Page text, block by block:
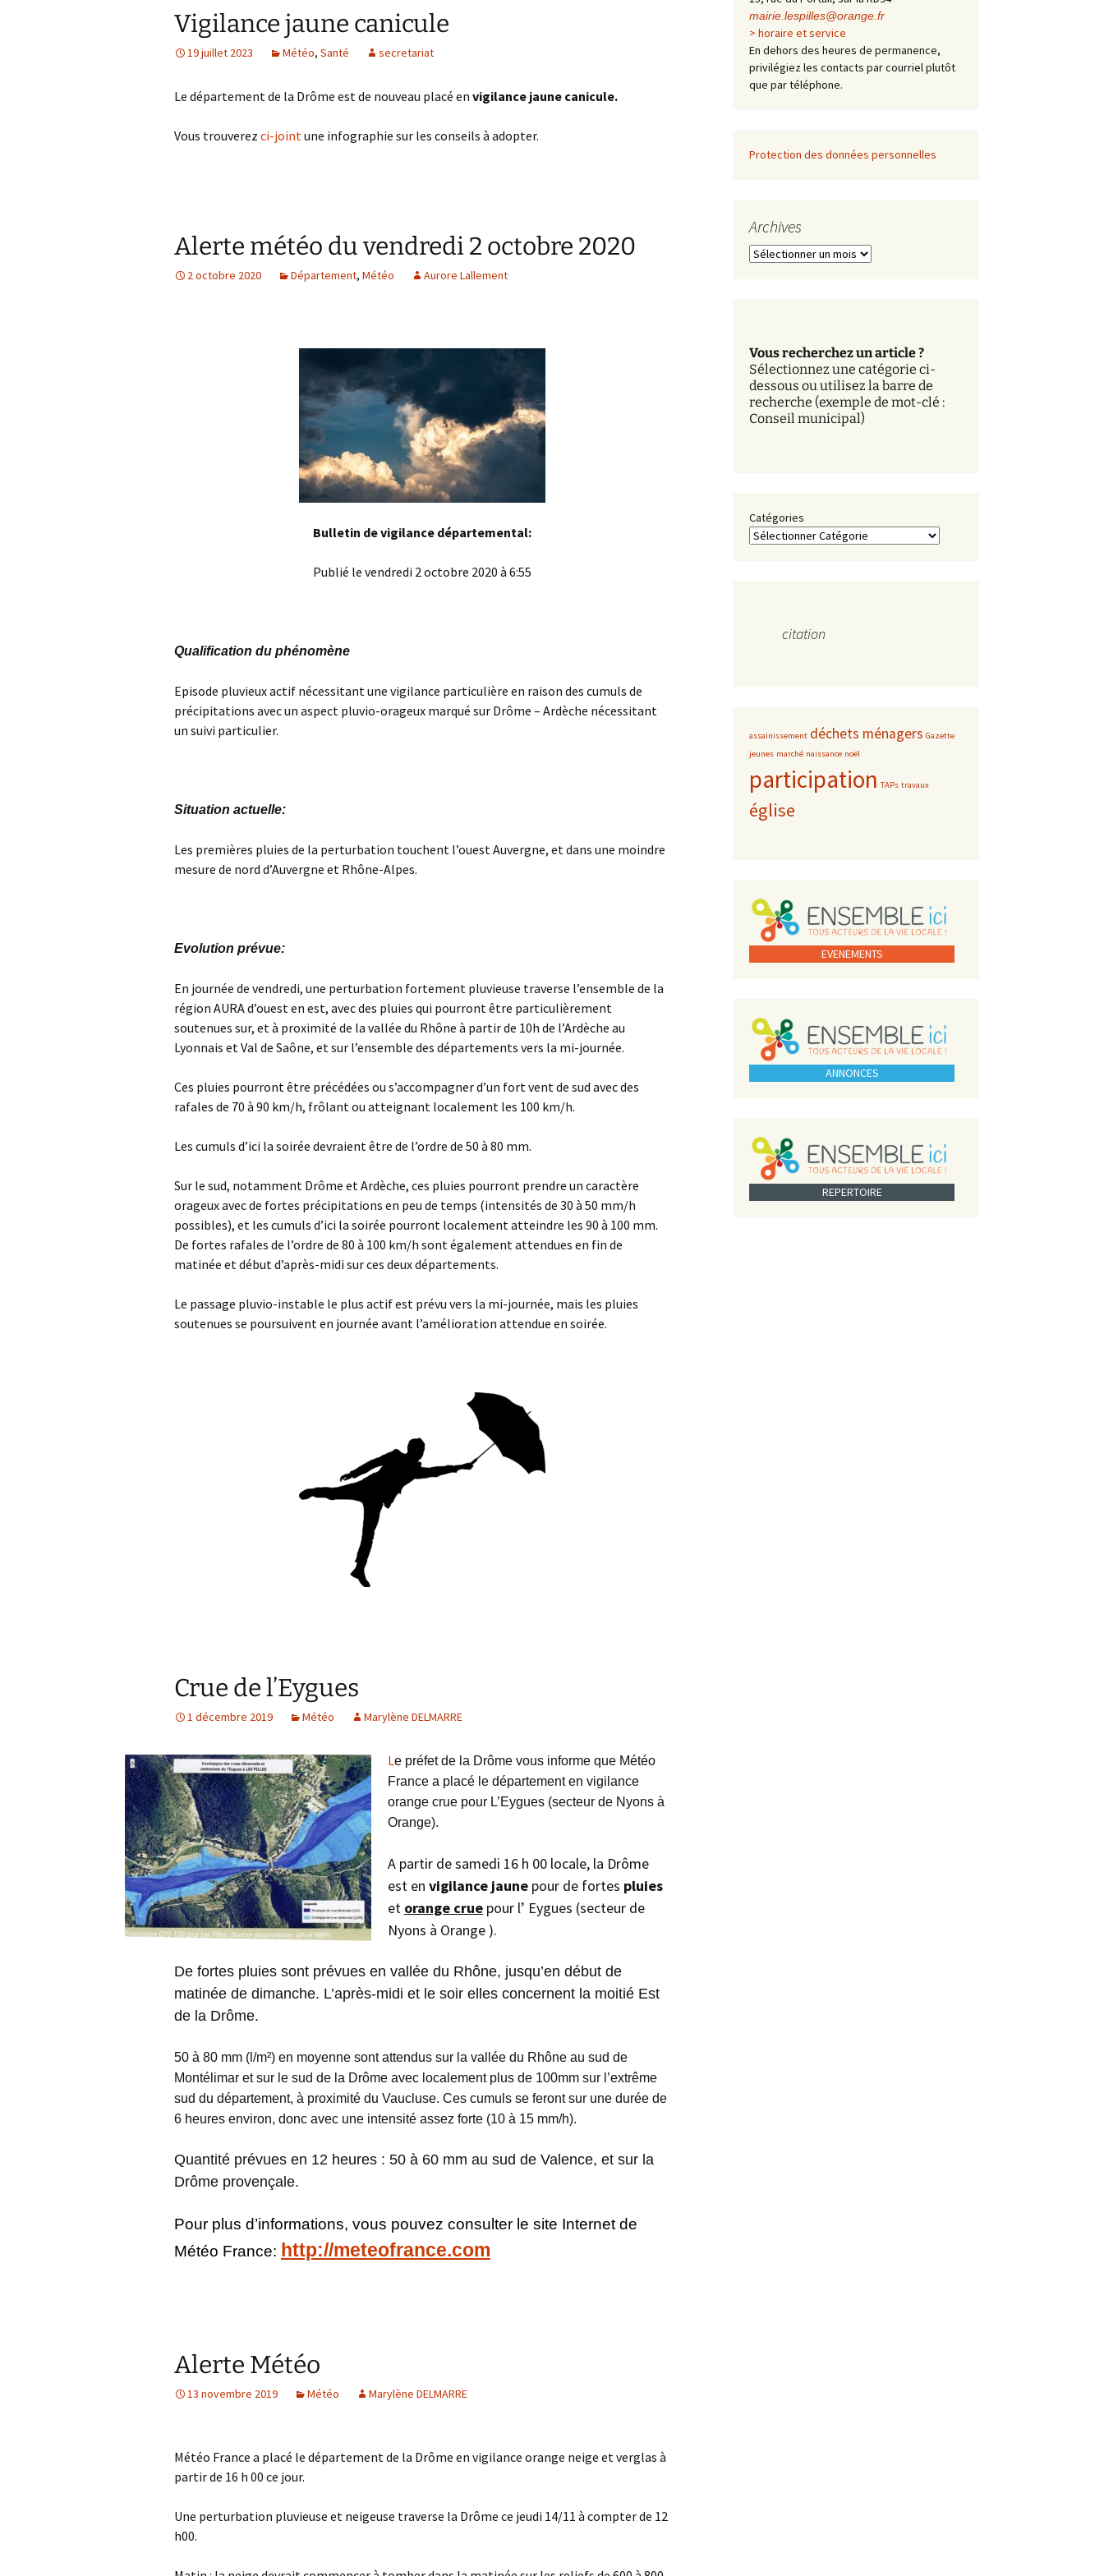
Arrêtés
Vigilance jaune canicule
19 juillet 2023 Météo, Santé secretariat
Le département de la Drôme est de nouveau placé en vigilance jaune canicule.
Vous trouverez ci-jointune infographie sur les conseils à adopter.
Alerte météo du vendredi 2 octobre 2020
2 octobre 2020 Département, Météo Aurore Lallement
Bulletin de vigilance départemental:
Publié le vendredi 2 octobre 2020 à 6:55
Qualification du phénomène
Episode pluvieux actif nécessitant une vigilance particulière en raison des cumuls de
précipitations avec un aspect pluvio-orageux marqué sur Drôme – Ardèche nécessitant
un suivi particulier.
Situation actuelle:
Les premières pluies de la perturbation touchent l’ouest Auvergne, et dans une moindre
mesure de nord d’Auvergne et Rhône-Alpes.
Evolution prévue:
En journée de vendredi, une perturbation fortement pluvieuse traverse l’ensemble de la
région AURA d’ouest en est, avec des pluies qui pourront être particulièrement
soutenues sur, et à proximité de la vallée du Rhône à partir de 10h de l’Ardèche au
Lyonnais et Val de Saône, et sur l’ensemble des départements vers la mi-journée.
Ces pluies pourront être précédées ou s’accompagner d’un fort vent de sud avec des
rafales de 70 à 90 km/h, frôlant ou atteignant localement les 100 km/h.
Les cumuls d’ici la soirée devraient être de l’ordre de 50 à 80 mm.
Sur le sud, notamment Drôme et Ardèche, ces pluies pourront prendre un caractère
orageux avec de fortes précipitations en peu de temps (intensités de 30 à 50 mm/h
possibles), et les cumuls d’ici la soirée pourront localement atteindre les 90 à 100 mm.
De fortes rafales de l’ordre de 80 à 100 km/h sont également attendues en fin de
matinée et début d’après-midi sur ces deux départements.
Le passage pluvio-instable le plus actif est prévu vers la mi-journée, mais les pluies
soutenues se poursuivent en journée avant l’amélioration attendue en soirée.
Crue de l’Eygues
1 décembre 2019 Météo Marylène DELMARRE
Le préfet de la Drôme vous informe que Météo
France a placé le département en vigilance
orange crue pour L’Eygues (secteur de Nyons à
Orange).
A partir de samedi 16 h 00 locale, la Drôme
est en vigilance jaune pour de fortes pluies
et orange crue pour l’ Eygues (secteur de
Nyons à Orange ).
De fortes pluies sont prévues en vallée du Rhône, jusqu’en début de
matinée de dimanche. L’après-midi et le soir elles concernent la moitié Est
de la Drôme.
50 à 80 mm (l/m²) en moyenne sont attendus sur la vallée du Rhône au sud de
Montélimar et sur le sud de la Drôme avec localement plus de 100mm sur l’extrême
sud du département, à proximité du Vaucluse. Ces cumuls se feront sur une durée de
6 heures environ, donc avec une intensité assez forte (10 à 15 mm/h).
Quantité prévues en 12 heures : 50 à 60 mm au sud de Valence, et sur la
Drôme provençale.
Pour plus d’informations, vous pouvez consulter le site Internet de
Météo France: http://meteofrance.com
Alerte Météo
13 novembre 2019 Météo Marylène DELMARRE
Météo France a placé le département de la Drôme en vigilance orange neige et verglas à
partir de 16 h 00 ce jour.
Une perturbation pluvieuse et neigeuse traverse la Drôme ce jeudi 14/11 à compter de 12
h00.
mairie.lespilles@orange.fr
> horaire et service
En dehors des heures de permanence,
privilégiez les contacts par courriel plutôt
que par téléphone.
Protection des données personnelles
Archives
A
e
s
Vous recherchez un article ?
Sélectionnez une catégorie ci-
dessous ou utilisez la barre de
recherche (exemple de mot-clé :
Conseil municipal)
Catégories
citation
assainissement déchets ménagers Gazette
jeunes marché naissance noël
participation TAPs travaux
église
EVENEMENTS
ANNONCES
REPERTOIRE